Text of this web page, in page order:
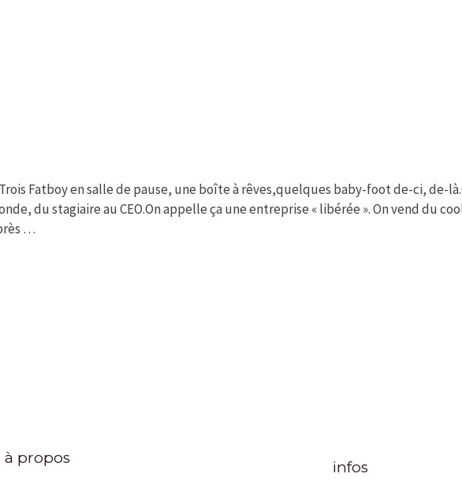
Fatboy en salle de pause, une boîte à rêves,quelques baby-foot de-ci, de-
du stagiaire au CEO.On appelle ça une entreprise « libérée ». On vend du
…
à propos
infos